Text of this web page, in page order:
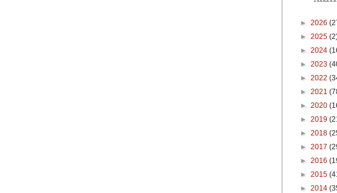
► 2026
► 2025
► 2024
► 2023
► 2022
► 2021
► 2020
► 2019
► 2018
► 2017
► 2016
► 2015
► 2014